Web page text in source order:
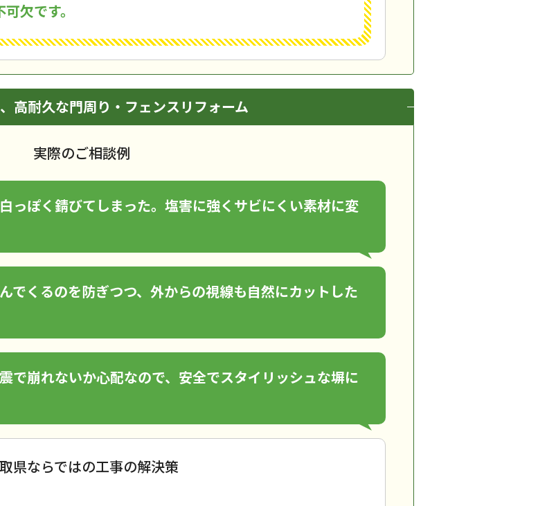
欠です。
高耐久な門周り・フェンスリフォーム
実際のご相談例
っぽく錆びてしまった。塩害に強くサビにくい素材に変
でくるのを防ぎつつ、外からの視線も自然にカットした
で崩れないか心配なので、安全でスタイリッシュな塀に
県ならではの工事の解決策